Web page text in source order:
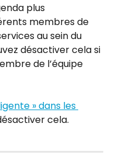
plus
membres de
au sein du
désactiver cela si
de l’équipe
» dans les
cela.